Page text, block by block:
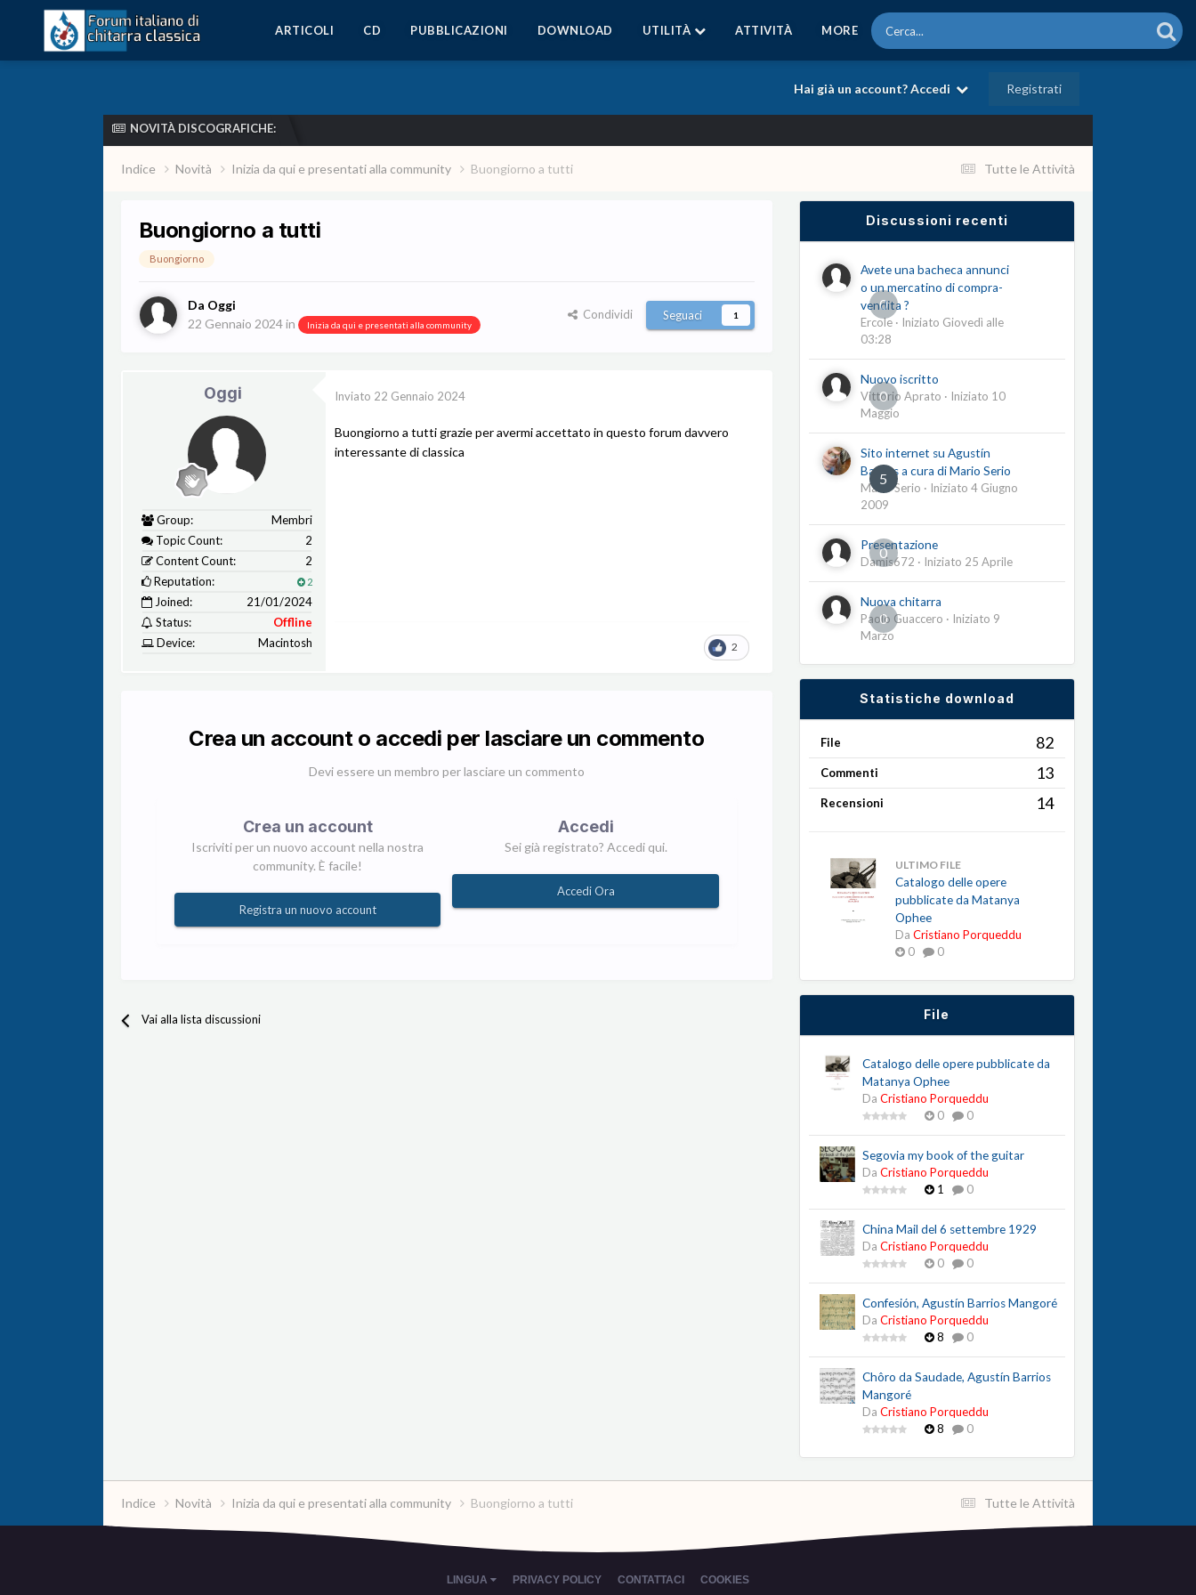
ARTICOLI CD PUBBLICAZIONI DOWNLOAD UTILITÀ ATTIVITÀ MORE
Hai già un account? Accedi Registrati
NOVITÀ DISCOGRAFICHE:
Tutte le Attività
Indice Novità Inizia da qui e presentati alla community Buongiorno a tutti
Buongiorno a tutti
Buongiorno
Da Oggi
22 Gennaio 2024in Inizia da qui e presentati alla community
Condividi Seguaci 1
Oggi
Group:
Membri
Topic Count:
2
Content Count:
2
Reputation:
2
Joined:
21/01/2024
Status:
Offline
Device:
Macintosh
Inviato 22 Gennaio 2024
Buongiorno a tutti grazie per avermi accettato in questo forum davvero
interessante di classica
2
Crea un account o accedi per lasciare un commento
Devi essere un membro per lasciare un commento
Crea un account
Iscriviti per un nuovo account nella nostra
community. È facile!
Registra un nuovo account
Accedi
Sei già registrato? Accedi qui.
Accedi Ora
Vai alla lista discussioni
Discussioni recenti
0
Avete una bacheca annunci
o un mercatino di compra-
vendita ?
Ercole· Iniziato Giovedì alle
03:28
0
Nuovo iscritto
Vittorio Aprato · Iniziato 10
Maggio
5
Sito internet su Agustín
Barrios a cura di Mario Serio
Mario Serio · Iniziato 4 Giugno
2009
0
Presentazione
Damis672 · Iniziato 25 Aprile
0
Nuova chitarra
Paolo Guaccero · Iniziato 9
Marzo
Statistiche download
File 82
Commenti 13
Recensioni 14
ULTIMO FILE
Catalogo delle opere
pubblicate da Matanya
Ophee
Da Cristiano Porqueddu
0
0
File
Catalogo delle opere pubblicate da
Matanya Ophee
Da Cristiano Porqueddu
0
0
Segovia my book of the guitar
Da Cristiano Porqueddu
1
0
China Mail del 6 settembre 1929
Da Cristiano Porqueddu
0
0
Confesión, Agustín Barrios Mangoré
Da Cristiano Porqueddu
8
0
Chôro da Saudade, Agustín Barrios
Mangoré
Da Cristiano Porqueddu
8
0
Tutte le Attività
Indice Novità Inizia da qui e presentati alla community Buongiorno a tutti
LINGUA PRIVACY POLICY CONTATTACI
COOKIES